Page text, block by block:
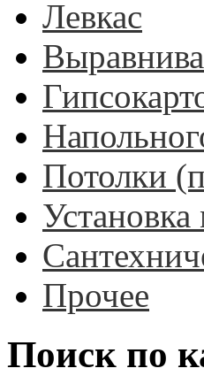
Левкас
Потолки
Прочее
Поиск по